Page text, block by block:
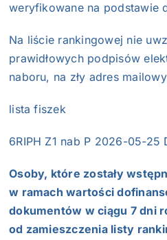
weryfikowane na podstawie
Na liście rankingowej nie
prawidłowych podpisów
naboru, na zły adres
lista fiszek
6RIPH Z1 nab P 2026-05-
Osoby, które zostały
w ramach wartości
dokumentów w ciągu 7 dni
od zamieszczenia listy